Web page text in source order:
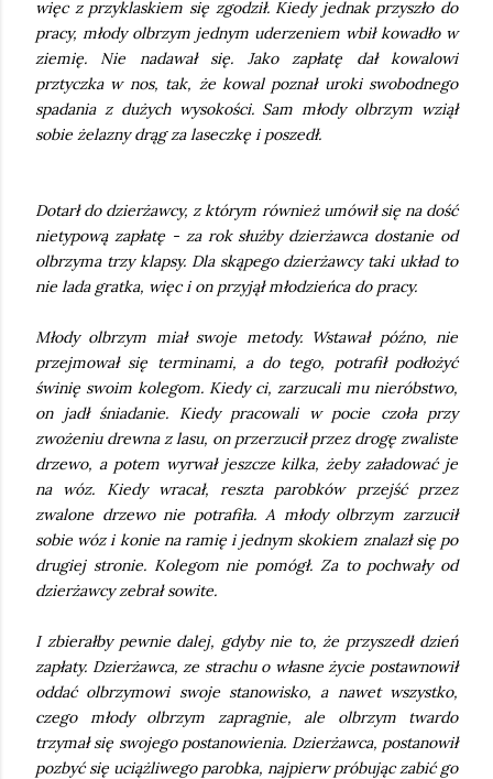
więc z przyklaskiem się zgodził. Kiedy jednak przyszło do
pracy, młody olbrzym jednym uderzeniem wbił kowadło w
ziemię. Nie nadawał się. Jako zapłatę dał kowalowi
prztyczka w nos, tak, że kowal poznał uroki swobodnego
spadania z dużych wysokości. Sam młody olbrzym wziął
sobie żelazny drąg za laseczkę i poszedł.
Dotarł do dzierżawcy, z którym również umówił się na dość
nietypową zapłatę - za rok służby dzierżawca dostanie od
olbrzyma trzy klapsy. Dla skąpego dzierżawcy taki układ to
nie lada gratka, więc i on przyjął młodzieńca do pracy.
Młody olbrzym miał swoje metody. Wstawał późno, nie
przejmował się terminami, a do tego, potrafił podłożyć
świnię swoim kolegom. Kiedy ci, zarzucali mu nieróbstwo,
on jadł śniadanie. Kiedy pracowali w pocie czoła przy
zwożeniu drewna z lasu, on przerzucił przez drogę zwaliste
drzewo, a potem wyrwał jeszcze kilka, żeby załadować je
na wóz. Kiedy wracał, reszta parobków przejść przez
zwalone drzewo nie potrafiła. A młody olbrzym zarzucił
sobie wóz i konie na ramię i jednym skokiem znalazł się po
drugiej stronie. Kolegom nie pomógł. Za to pochwały od
dzierżawcy zebrał sowite.
I zbierałby pewnie dalej, gdyby nie to, że przyszedł dzień
zapłaty. Dzierżawca, ze strachu o własne życie postawnowił
oddać olbrzymowi swoje stanowisko, a nawet wszystko,
czego młody olbrzym zapragnie, ale olbrzym twardo
trzymał się swojego postanowienia. Dzierżawca, postanowił
pozbyć się uciążliwego parobka, najpierw próbując zabić go